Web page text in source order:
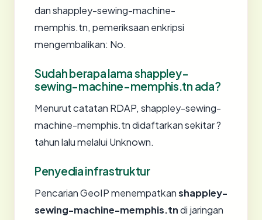
dan shappley-sewing-machine-
memphis.tn, pemeriksaan enkripsi
mengembalikan: No.
Sudah berapa lama shappley-
sewing-machine-memphis.tn ada?
Menurut catatan RDAP, shappley-sewing-
machine-memphis.tn didaftarkan sekitar ?
tahun lalu melalui Unknown.
Penyedia infrastruktur
Pencarian GeoIP menempatkanshappley-
sewing-machine-memphis.tndi jaringan